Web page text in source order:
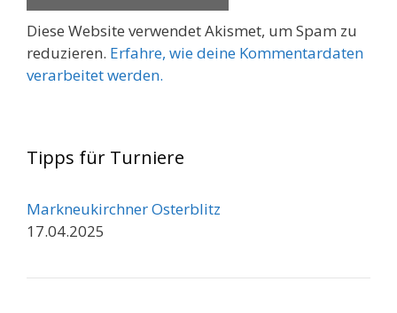
Diese Website verwendet Akismet, um Spam zu
reduzieren. Erfahre, wie deine Kommentardaten
verarbeitet werden.
Tipps für Turniere
Markneukirchner Osterblitz
17.04.2025